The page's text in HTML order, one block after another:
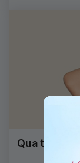
Qua tuổi